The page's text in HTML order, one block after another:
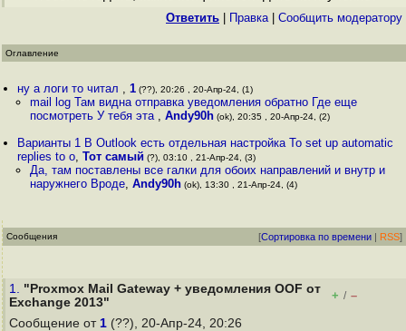
Ответить Правка| Cообщить модератору
Оглавление
ну а логи то читал ,1 (??), 20:26 , 20-Апр-24, (1)
mail log Там видна отправка уведомления обратно Где еще
посмотреть У тебя эта , Andy90h(ok), 20:35 , 20-Апр-24, (2)
Варианты 1 В Outlook есть отдельная настройка To set up automatic
replies to o,Тот самый (?), 03:10 , 21-Апр-24, (3)
Да, там поставлены все галки для обоих направлений и внутр и
наружнего Вроде, Andy90h(ok), 13:30 , 21-Апр-24, (4)
Сообщения [Сортировка по времени | RSS]
1. "Proxmox Mail Gateway + уведомления OOF от
Exchange 2013"
+ / –
Сообщение от 1 (??), 20-Апр-24, 20:26